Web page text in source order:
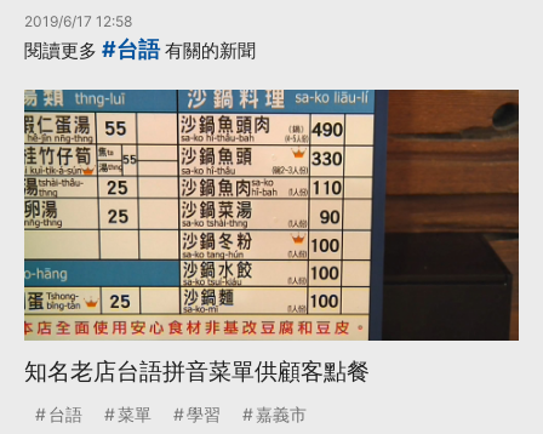
2019/6/17 12:58
閱讀更多 #台語有關的新聞
知名老店台語拼音菜單供顧客點餐
台語 菜單 學習 嘉義市